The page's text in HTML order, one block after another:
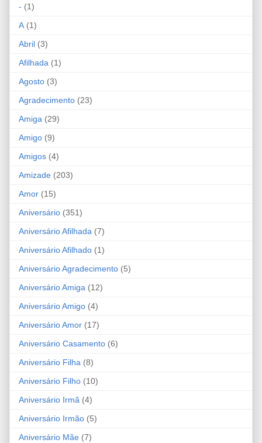
- (1)
A (1)
Abril (3)
Afilhada (1)
Agosto (3)
Agradecimento (23)
Amiga (29)
Amigo (9)
Amigos (4)
Amizade (203)
Amor (15)
Aniversário (351)
Aniversário Afilhada (7)
Aniversário Afilhado (1)
Aniversário Agradecimento (5)
Aniversário Amiga (12)
Aniversário Amigo (4)
Aniversário Amor (17)
Aniversário Casamento (6)
Aniversário Filha (8)
Aniversário Filho (10)
Aniversário Irmã (4)
Aniversário Irmão (5)
Aniversário Mãe (7)